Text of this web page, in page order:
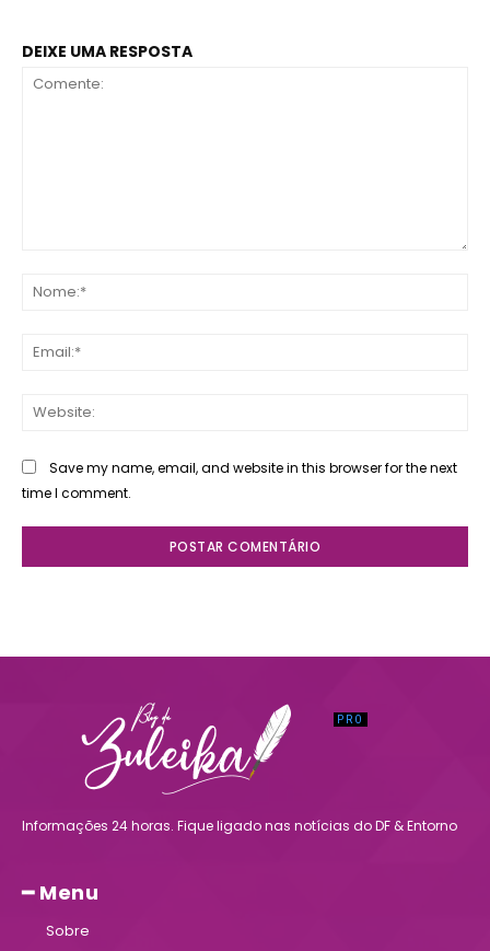
DEIXE UMA RESPOSTA
Save my name, email, and website in this browser for the next
time I comment.
Informações 24 horas. Fique ligado nas notícias do DF & Entorno
━ Menu
Sobre